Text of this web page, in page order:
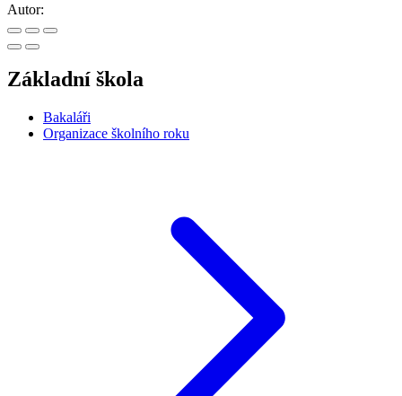
Autor:
Základní škola
Bakaláři
Organizace školního roku